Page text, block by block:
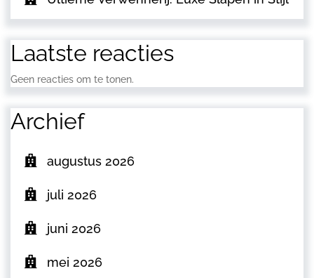
Laatste reacties
Geen reacties om te tonen.
Archief
augustus 2026
juli 2026
juni 2026
mei 2026